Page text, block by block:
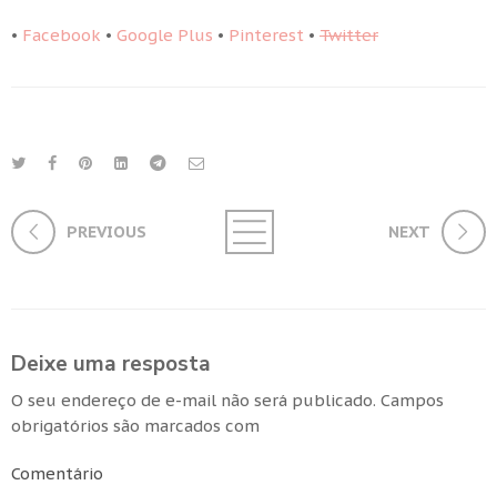
• Facebook • Google Plus • Pinterest • Twitter
PREVIOUS NEXT
Deixe uma resposta
O seu endereço de e-mail não será publicado. Campos
obrigatórios são marcados com
Comentário